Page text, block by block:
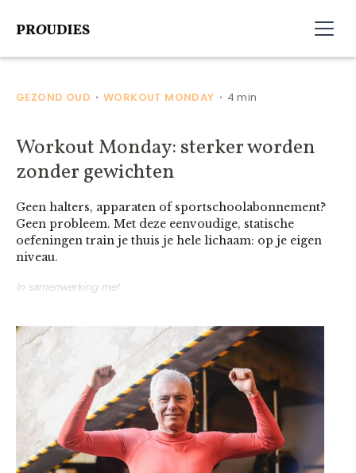
GEZOND OUD • WORKOUT MONDAY • 4 min
Workout Monday: sterker worden
zonder gewichten
Geen halters, apparaten of sportschoolabonnement?
Geen probleem. Met deze eenvoudige, statische
oefeningen train je thuis je hele lichaam: op je eigen
niveau.
In samenwerking met